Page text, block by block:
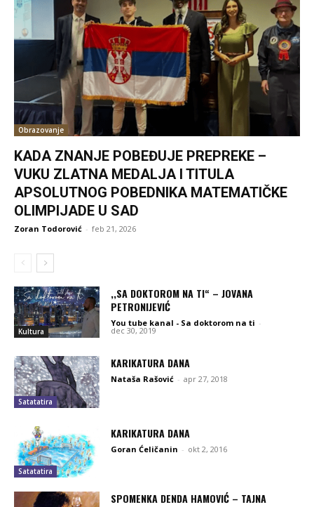
Obrazovanje
KADA ZNANJE POBEĐUJE PREPREKE –
VUKU ZLATNA MEDALJA I TITULA
APSOLUTNOG POBEDNIKA MATEMATIČKE
OLIMPIJADE U SAD
Zoran Todorović - feb 21, 2026
Kultura
,,SA DOKTOROM NA TI“ – JOVANA
PETRONIJEVIĆ
You tube kanal - Sa doktorom na ti -
dec 30, 2019
Satatatira
KARIKATURA DANA
Nataša Rašović - apr 27, 2018
Satatatira
KARIKATURA DANA
Goran Ćeličanin - okt 2, 2016
SPOMENKA DENDA HAMOVIĆ – TAJNA